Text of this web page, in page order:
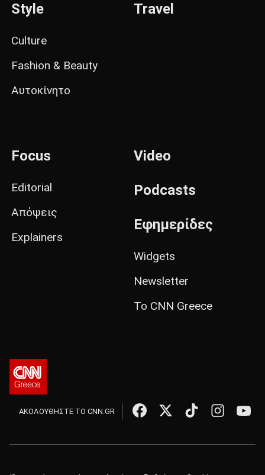
Style
Culture
Fashion & Beauty
Αυτοκίνητο
Travel
Focus
Editorial
Απόψεις
Explainers
Video
Podcasts
Εφημερίδες
Widgets
Newsletter
Το CNN Greece
ΑΚΟΛΟΥΘΗΣΤΕ ΤΟ CNN.GR